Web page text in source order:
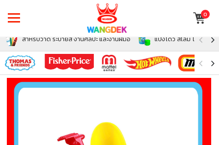
0
สำหรับวาด ระบายสี งานศิลปะ และงานฝีมือ แป้งโดว์ สไลม์ โฟม สำห